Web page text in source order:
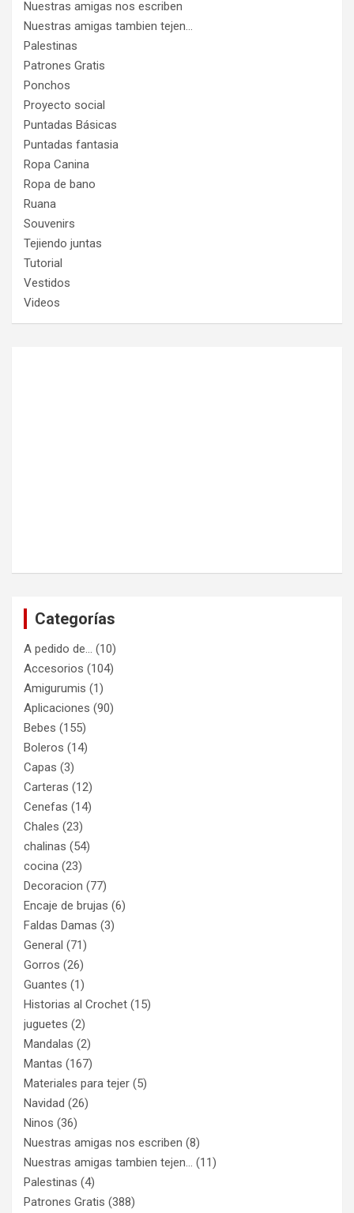
Nuestras amigas nos escriben
Nuestras amigas tambien tejen…
Palestinas
Patrones Gratis
Ponchos
Proyecto social
Puntadas Básicas
Puntadas fantasia
Ropa Canina
Ropa de bano
Ruana
Souvenirs
Tejiendo juntas
Tutorial
Vestidos
Videos
Categorías
A pedido de… (10)
Accesorios (104)
Amigurumis (1)
Aplicaciones (90)
Bebes (155)
Boleros (14)
Capas (3)
Carteras (12)
Cenefas (14)
Chales (23)
chalinas (54)
cocina (23)
Decoracion (77)
Encaje de brujas (6)
Faldas Damas (3)
General (71)
Gorros (26)
Guantes (1)
Historias al Crochet (15)
juguetes (2)
Mandalas (2)
Mantas (167)
Materiales para tejer (5)
Navidad (26)
Ninos (36)
Nuestras amigas nos escriben (8)
Nuestras amigas tambien tejen… (11)
Palestinas (4)
Patrones Gratis (388)